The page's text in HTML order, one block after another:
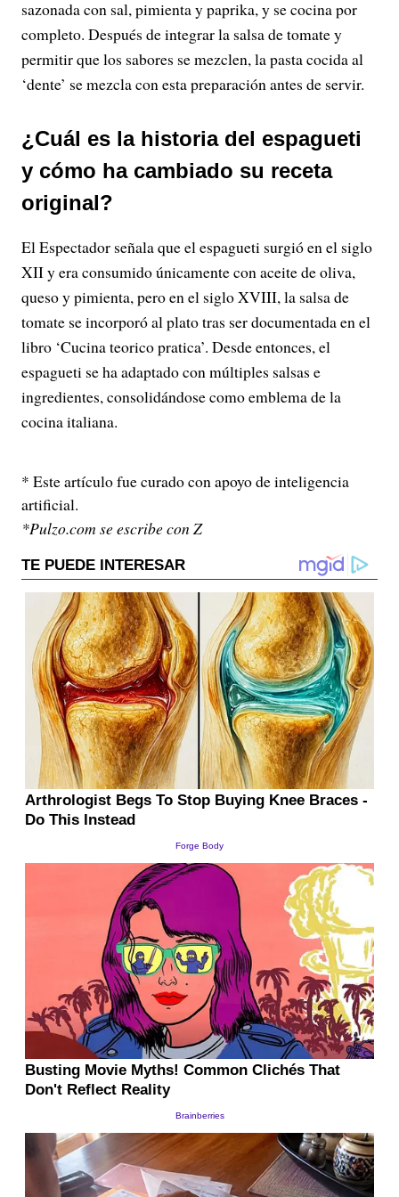
sazonada con sal, pimienta y paprika, y se cocina por
completo. Después de integrar la salsa de tomate y
permitir que los sabores se mezclen, la pasta cocida al
‘dente’ se mezcla con esta preparación antes de servir.
¿Cuál es la historia del espagueti
y cómo ha cambiado su receta
original?
El Espectador señala que el espagueti surgió en el siglo
XII y era consumido únicamente con aceite de oliva,
queso y pimienta, pero en el siglo XVIII, la salsa de
tomate se incorporó al plato tras ser documentada en el
libro ‘Cucina teorico pratica’. Desde entonces, el
espagueti se ha adaptado con múltiples salsas e
ingredientes, consolidándose como emblema de la
cocina italiana.
* Este artículo fue curado con apoyo de inteligencia
artificial.
*Pulzo.com se escribe con Z